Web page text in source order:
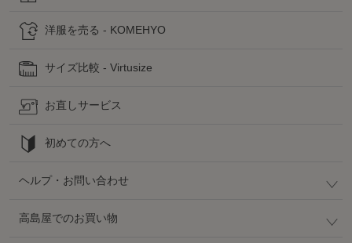
洋服を売る - KOMEHYO
サイズ比較 - Virtusize
お直しサービス
初めての方へ
ヘルプ・お問い合わせ
高島屋でのお買い物